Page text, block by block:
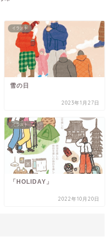
イラスト
雪の日
2023年1月27日
イラスト
「HOLIDAY」
2022年10月20日